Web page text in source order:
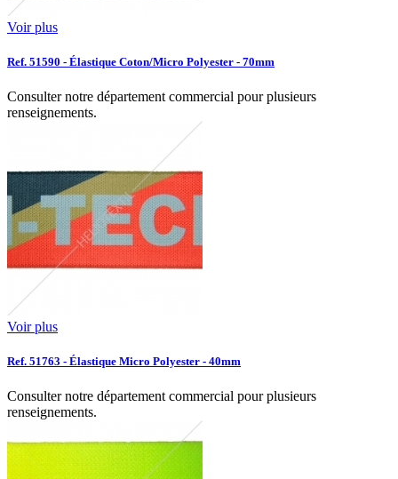
Voir plus
Ref. 51590 - Élastique Coton/Micro Polyester - 70mm
Consulter notre département commercial pour plusieurs
renseignements.
Voir plus
Ref. 51763 - Élastique Micro Polyester - 40mm
Consulter notre département commercial pour plusieurs
renseignements.